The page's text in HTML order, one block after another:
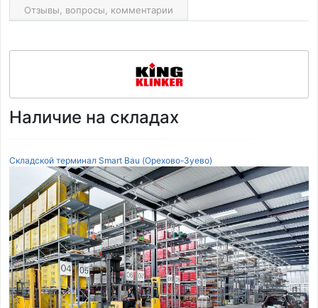
Отзывы, вопросы, комментарии
Наличие на складах
Складской терминал Smart Bau (Орехово-Зуево)